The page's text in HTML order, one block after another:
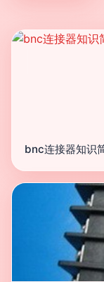
bnc连接器知识